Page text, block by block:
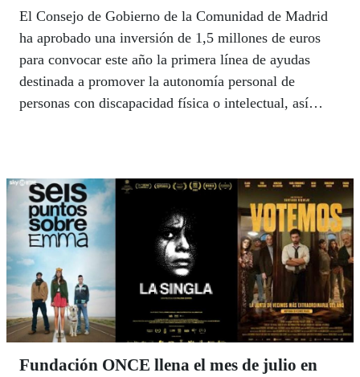
El Consejo de Gobierno de la Comunidad de Madrid
ha aprobado una inversión de 1,5 millones de euros
para convocar este año la primera línea de ayudas
destinada a promover la autonomía personal de
personas con discapacidad física o intelectual, así
Fundación ONCE llena el mes de julio en